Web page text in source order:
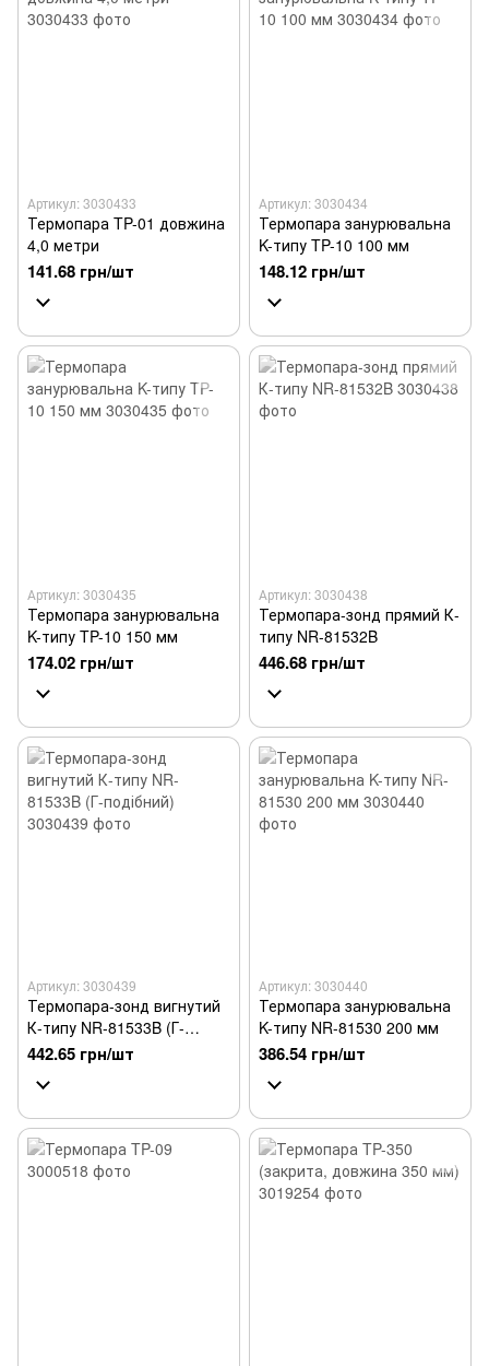
Артикул: 3030433
Термопара TP-01 довжина
4,0 метри
141.68 грн/шт
Артикул: 3030434
Термопара занурювальна
K-типу TP-10 100 мм
148.12 грн/шт
Артикул: 3030435
Термопара занурювальна
K-типу TP-10 150 мм
174.02 грн/шт
Артикул: 3030438
Термопара-зонд прямий К-
типу NR-81532B
446.68 грн/шт
Артикул: 3030439
Термопара-зонд вигнутий
К-типу NR-81533B (Г-
подібний)
442.65 грн/шт
Артикул: 3030440
Термопара занурювальна
K-типу NR-81530 200 мм
386.54 грн/шт